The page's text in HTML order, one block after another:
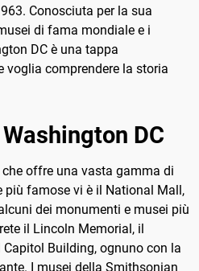
Conosciuta per la sua
di fama mondiale e i
DC è una tappa
voglia comprendere la storia
DC
offre una vasta gamma di
più famose vi è il National Mall,
dei monumenti e musei più
il Lincoln Memorial, il
Building, ognuno con la
I musei della Smithsonian